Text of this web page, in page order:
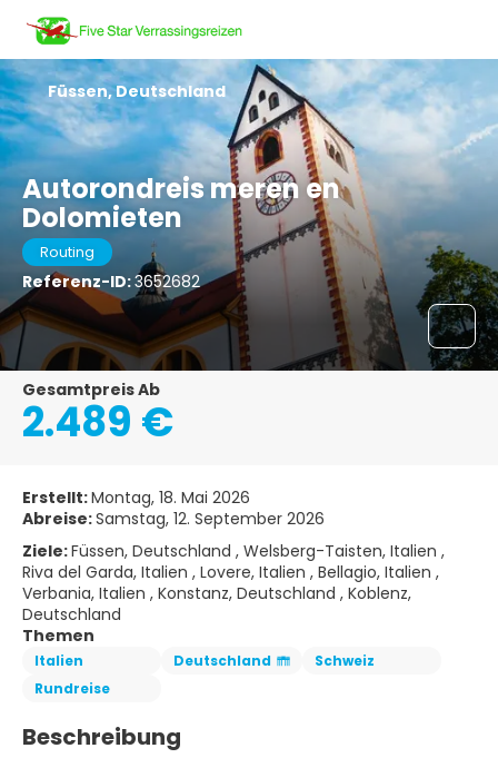
Autorondreis meren en
Dolomieten
Routing
Referenz-ID:3652682
Füssen, Deutschland
Gesamtpreis Ab
2.489 €
Erstellt:Montag, 18. Mai 2026
Abreise:Samstag, 12. September 2026
Ziele:Füssen, Deutschland , Welsberg-Taisten, Italien ,
Riva del Garda, Italien , Lovere, Italien , Bellagio, Italien ,
Verbania, Italien , Konstanz, Deutschland , Koblenz,
Deutschland
Themen
Italien Deutschland
Schweiz
Rundreise
Beschreibung